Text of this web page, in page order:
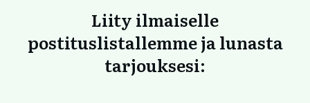
Liity ilmaiselle
postituslistallemme ja lunasta
tarjouksesi: